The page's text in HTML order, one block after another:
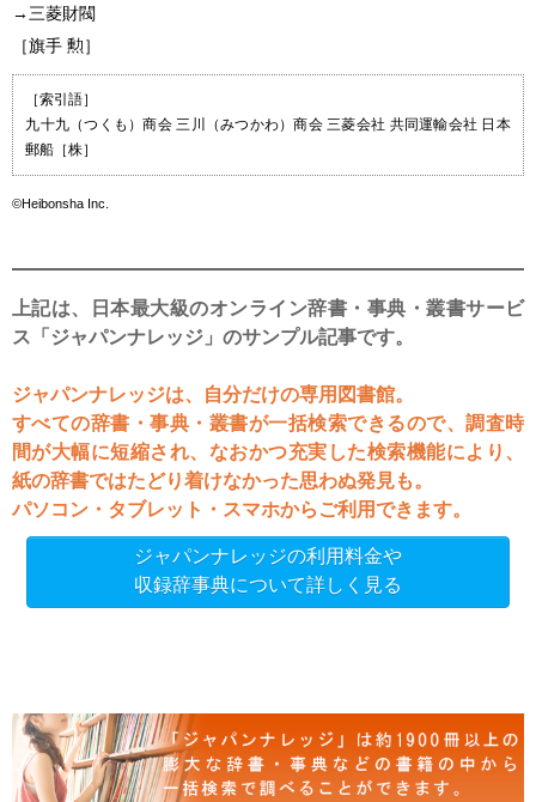
→三菱財閥
［旗手 勲］
［索引語］
九十九（つくも）商会 三川（みつかわ）商会 三菱会社 共同運輸会社 日本
郵船［株］
©Heibonsha Inc.
上記は、日本最大級のオンライン辞書・事典・叢書サービ
ス「ジャパンナレッジ」のサンプル記事です。
ジャパンナレッジは、自分だけの専用図書館。
すべての辞書・事典・叢書が一括検索できるので、調査時
間が大幅に短縮され、なおかつ充実した検索機能により、
紙の辞書ではたどり着けなかった思わぬ発見も。
パソコン・タブレット・スマホからご利用できます。
ジャパンナレッジの利用料金や
収録辞事典について詳しく見る